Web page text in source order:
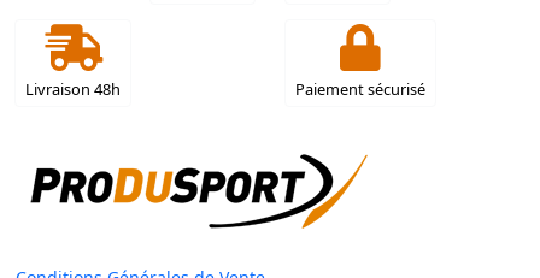
Livraison 48h Paiement sécurisé